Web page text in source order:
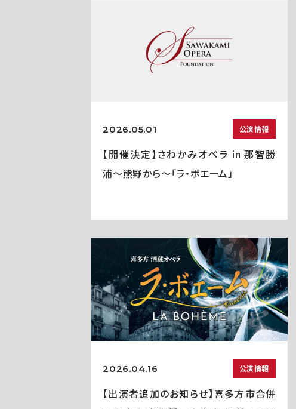
2026.05.01 公演情報
【開催決定】さわかみオペラ in 那智勝
浦〜熊野から〜「ラ・ボエーム」
2026.04.16 公演情報
【出演者追加のお知らせ】喜多方市合併